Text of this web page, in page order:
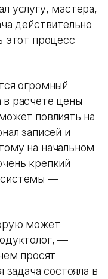
услугу, мастера,
действительно
этот процесс
огромный
расчете цены
повлиять на
записей и
на начальном
крепкий
системы —
может
—
просят
состояла в